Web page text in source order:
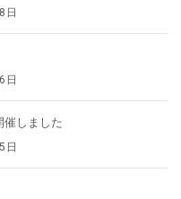
日
日
催しました
日